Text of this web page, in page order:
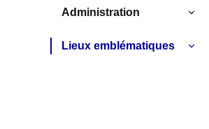
Administration
Lieux emblématiques